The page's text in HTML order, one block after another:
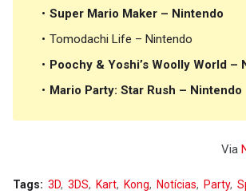
Super Mario Maker – Nintendo
Tomodachi Life – Nintendo
Poochy & Yoshi’s Woolly World –
Mario Party: Star Rush – Nintendo
Via
Tags: 3D 3DS Kart Kong Notícias Party